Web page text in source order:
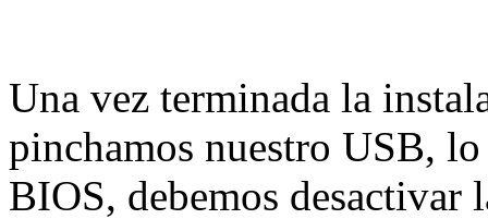
Una vez terminada la
pinchamos nuestro USB,
BIOS, debemos